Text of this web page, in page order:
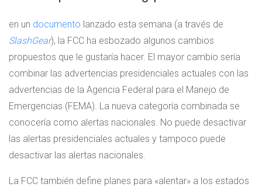
en un documento lanzado esta semana (a través de
SlashGear), la FCC ha esbozado algunos cambios
propuestos que le gustaría hacer. El mayor cambio sería
combinar las advertencias presidenciales actuales con las
advertencias de la Agencia Federal para el Manejo de
Emergencias (FEMA). La nueva categoría combinada se
conocería como alertas nacionales. No puede desactivar
las alertas presidenciales actuales y tampoco puede
desactivar las alertas nacionales.
La FCC también define planes para «alentar» a los estados